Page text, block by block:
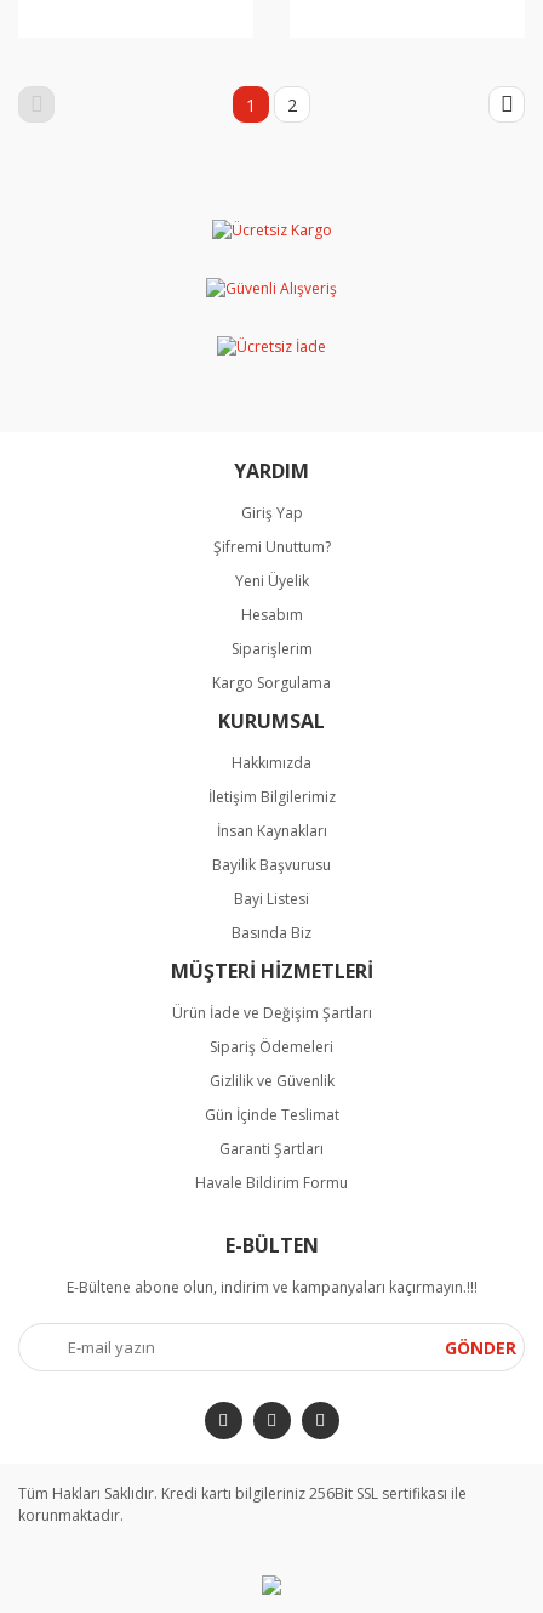
1 2
YARDIM
Giriş Yap
Şifremi Unuttum?
Yeni Üyelik
Hesabım
Siparişlerim
Kargo Sorgulama
KURUMSAL
Hakkımızda
İletişim Bilgilerimiz
İnsan Kaynakları
Bayilik Başvurusu
Bayi Listesi
Basında Biz
MÜŞTERİ HİZMETLERİ
Ürün İade ve Değişim Şartları
Sipariş Ödemeleri
Gizlilik ve Güvenlik
Gün İçinde Teslimat
Garanti Şartları
Havale Bildirim Formu
E-BÜLTEN
E-Bültene abone olun, indirim ve kampanyaları kaçırmayın.!!!
GÖNDER
Tüm Hakları Saklıdır. Kredi kartı bilgileriniz 256Bit SSL sertifikası ile
korunmaktadır.